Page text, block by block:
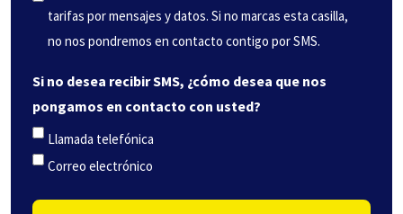
tarifas por mensajes y datos. Si no marcas esta casilla,
no nos pondremos en contacto contigo por SMS.
Si no desea recibir SMS, ¿cómo desea que nos
pongamos en contacto con usted?
Llamada telefónica
Correo electrónico